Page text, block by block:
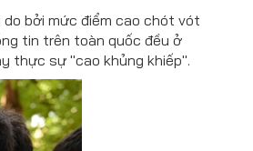
bởi mức điểm cao chót vót
tin trên toàn quốc đều ở
thực sự "cao khủng khiếp".